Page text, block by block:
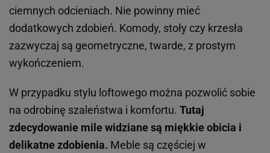
ciemnych odcieniach. Nie powinny mieć
dodatkowych zdobień. Komody, stoły czy krzesła
zazwyczaj są geometryczne, twarde, z prostym
wykończeniem.
W przypadku stylu loftowego można pozwolić sobie
na odrobinę szaleństwa i komfortu. Tutaj
zdecydowanie mile widziane są miękkie obicia i
delikatne zdobienia. Meble są częściej w